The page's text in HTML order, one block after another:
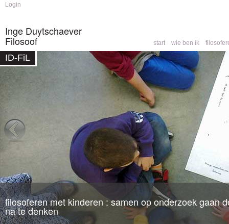
Skip to
Skip to
Login
Inge Duytschaever
Filosoof
Main menu
start wie ben ik
ID-FiL
filosoferen met kinderen : samen op onderzoek gaan
na te denken
filosofische counseling: een partner om mee te